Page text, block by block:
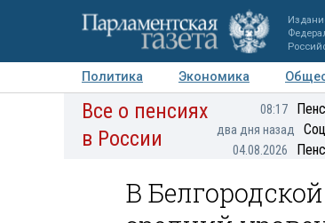
Политика Экономика
Авторы Персоны Мнения
Все о пенсиях
в России
08:17
два дня назад
04.08.2026
В